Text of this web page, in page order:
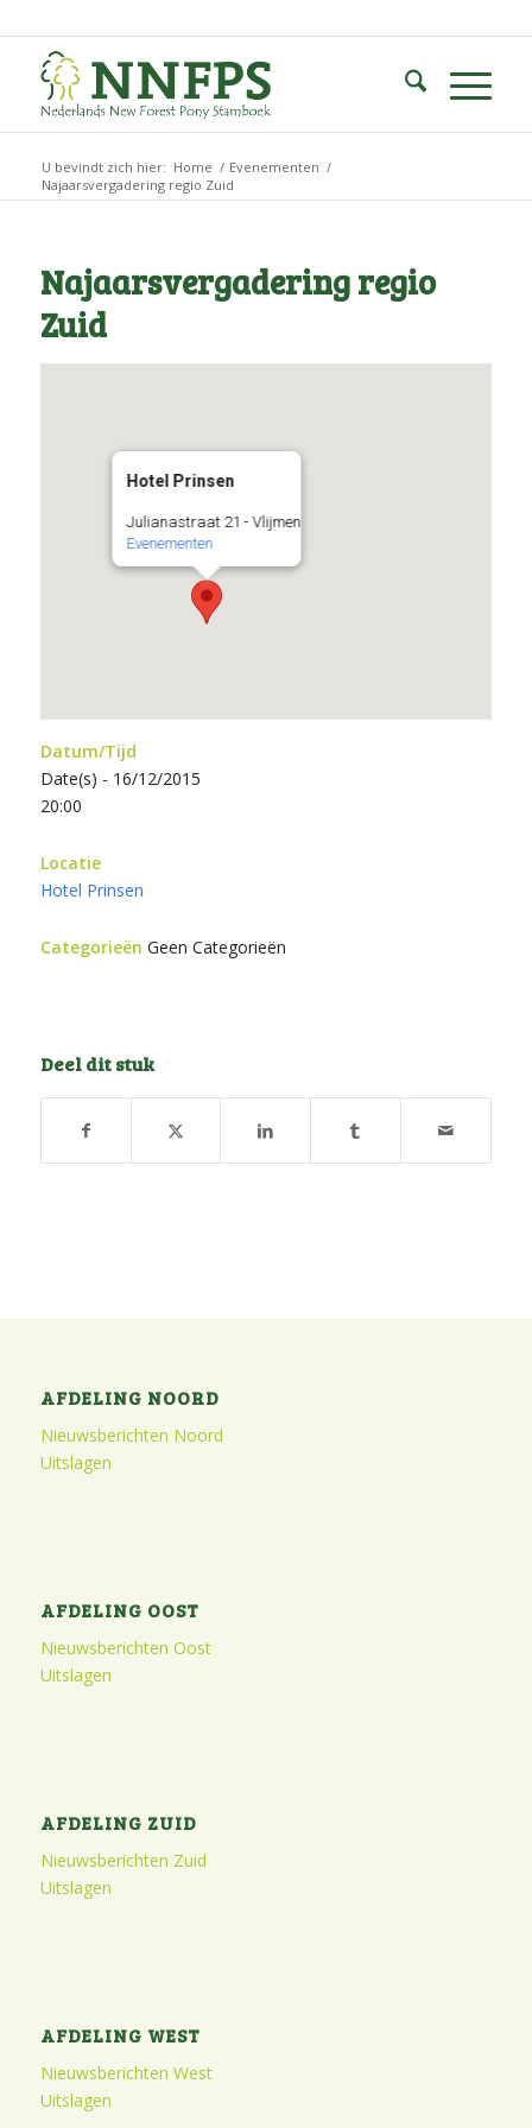
U bevindt zich hier: Home / Evenementen /
Najaarsvergadering regio Zuid
Najaarsvergadering regio
Zuid
Hotel Prinsen
Julianastraat 21 - Vlijmen
Evenementen
Datum/Tijd
Date(s) - 16/12/2015
20:00
Locatie
Hotel Prinsen
Categorieën Geen Categorieën
Deel dit stuk
AFDELING NOORD
Nieuwsberichten Noord
Uitslagen
AFDELING OOST
Nieuwsberichten Oost
Uitslagen
AFDELING ZUID
Nieuwsberichten Zuid
Uitslagen
AFDELING WEST
Nieuwsberichten West
Uitslagen